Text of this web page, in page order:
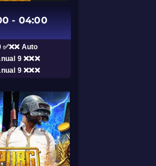
- 04:00
✅❌❌ Auto
9 ❌❌❌
9 ❌❌❌